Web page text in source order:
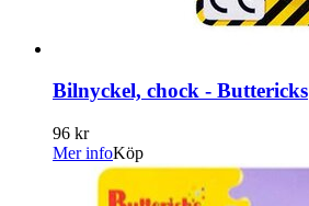
Bilnyckel, chock - Buttericks
96 kr
Mer infoKöp